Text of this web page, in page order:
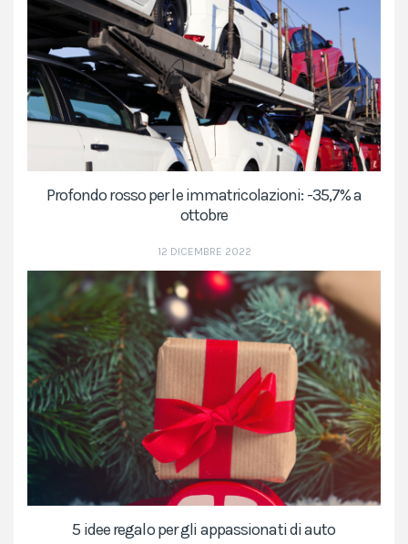
Profondo rosso per le immatricolazioni: -35,7% a
ottobre
12 DICEMBRE 2022
5 idee regalo per gli appassionati di auto